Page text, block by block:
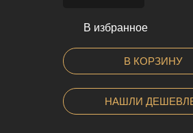
В избранное
В КОРЗИНУ
НАШЛИ